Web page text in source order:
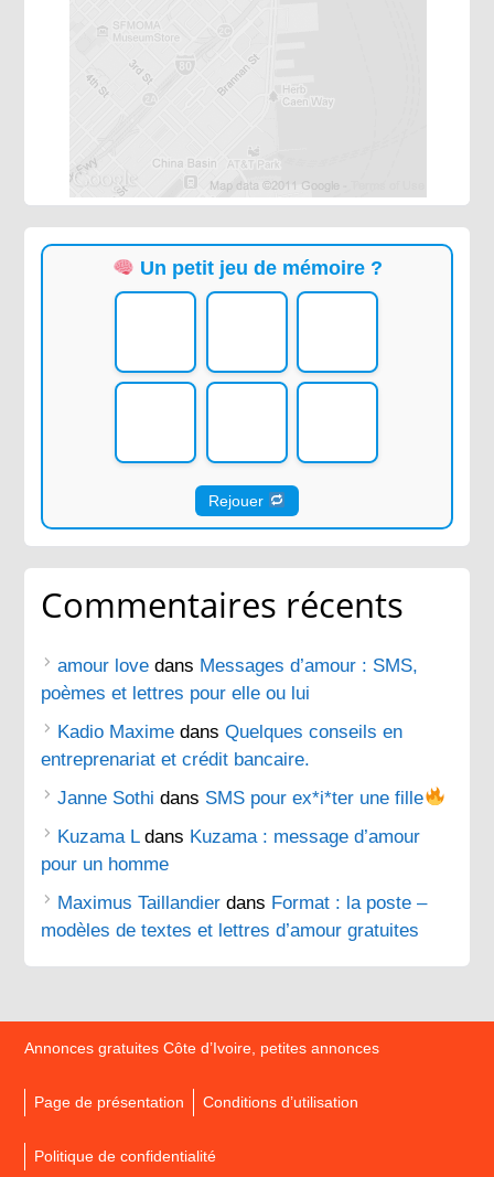
Un petit jeu de mémoire ?
Rejouer
Commentaires récents
amour love dans Messages d’amour : SMS,
poèmes et lettres pour elle ou lui
Kadio Maxime dansQuelques conseils en
entreprenariat et crédit bancaire.
Janne Sothi dans SMS pour ex*i*ter une fille
Kuzama Ldans Kuzama : message d’amour
pour un homme
Maximus Taillandier dans Format : la poste –
modèles de textes et lettres d’amour gratuites
Annonces gratuites Côte d’Ivoire, petites annonces
Page de présentation Conditions d’utilisation
Politique de confidentialité